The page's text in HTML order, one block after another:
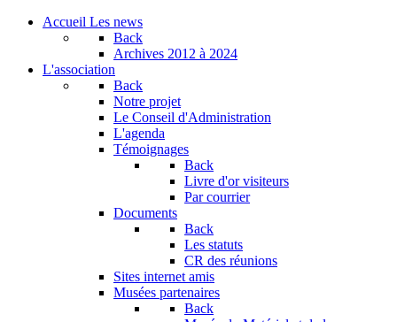
Accueil Les news
Back
Archives 2012 à 2024
L'association
Back
Notre projet
Le Conseil d'Administration
L'agenda
Témoignages
Back
Livre d'or visiteurs
Par courrier
Documents
Back
Les statuts
CR des réunions
Sites internet amis
Musées partenaires
Back